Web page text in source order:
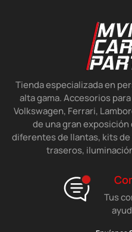
Tienda especializada en
alta gama. Accesorios
Volkswagen, Ferrari,
de una gran
diferentes de llantas, kits
traseros,
Tus